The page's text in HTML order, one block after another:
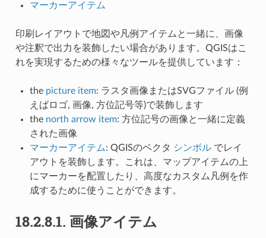
マーカーアイテム
印刷レイアウトで地図や凡例アイテムと一緒に、画像
や注釈で出力を装飾したい場合があります。QGISはこ
れを実現するための様々なツールを提供しています：
the picture item: ラスタ画像またはSVGファイル (例
えばロゴ, 画像, 方位記号等)で装飾します
the north arrow item: 方位記号の画像と一緒に定義
された画像
マーカーアイテム: QGISのベクタ シンボルでレイ
アウトを装飾します。これは、マップアイテムの上
にマーカーを配置したり、高度なカスタム凡例を作
成するために使うことができます。
18.2.8.1. 画像アイテム